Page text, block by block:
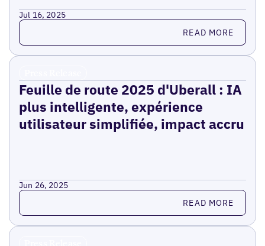
Jul 16, 2025
Read more READ MORE
Feuille de route 2025 d'Uberall : IA
plus intelligente, expérience
utilisateur simplifiée, impact accru
Jun 26, 2025
Read more READ MORE